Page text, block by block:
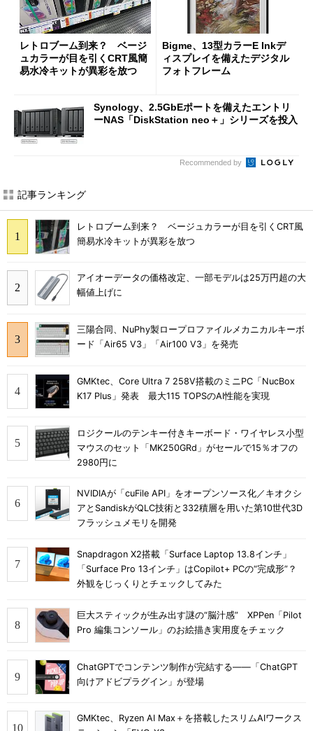
レトロブーム到来？ ベージ
ュカラーが目を引くCRT風簡
易水冷キットが異彩を放つ
Bigme、13型カラーE Inkデ
ィスプレイを備えたデジタル
フォトフレーム
Synology、2.5GbEポートを備えたエントリ
ーNAS「DiskStation neo＋」シリーズを投入
Recommended by
記事ランキング
レトロブーム到来？ ベージュカラーが目を引くCRT風
簡易水冷キットが異彩を放つ
アイオーデータの価格改定、一部モデルは25万円超の大
幅値上げに
三陽合同、NuPhy製ロープロファイルメカニカルキーボ
ード「Air65 V3」「Air100 V3」を発売
GMKtec、Core Ultra 7 258V搭載のミニPC「NucBox
K17 Plus」発表 最大115 TOPSのAI性能を実現
ロジクールのテンキー付きキーボード・ワイヤレス小型
マウスのセット「MK250GRd」がセールで15％オフの
2980円に
NVIDIAが「cuFile API」をオープンソース化／キオクシ
アとSandiskがQLC技術と332積層を用いた第10世代3D
フラッシュメモリを開発
Snapdragon X2搭載「Surface Laptop 13.8インチ」
「Surface Pro 13インチ」はCopilot+ PCの“完成形”？
外観をじっくりとチェックしてみた
巨大スティックが生み出す謎の“脳汁感” XPPen「Pilot
Pro 編集コンソール」のお絵描き実用度をチェック
ChatGPTでコンテンツ制作が完結する――「ChatGPT
向けアドビプラグイン」が登場
GMKtec、Ryzen AI Max＋を搭載したスリムAIワークス